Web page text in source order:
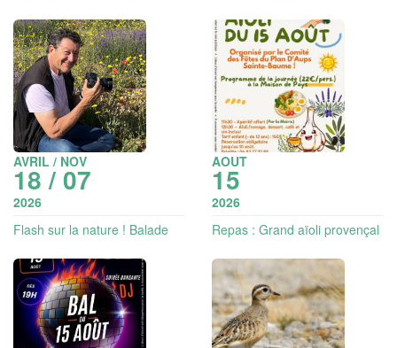
explorateurs de la nature en
Sainte-Baume (dès 5 ans)
AVRIL / NOV
18 / 07
2026
Flash sur la nature ! Balade
AOUT
15
2026
Repas : Grand aïoli provençal